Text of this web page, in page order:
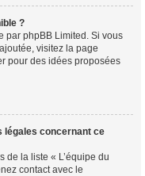
?
par phpBB Limited. Si vous
visitez la page
pour des idées proposées
légales concernant ce
de la liste « L’équipe du
contact avec le